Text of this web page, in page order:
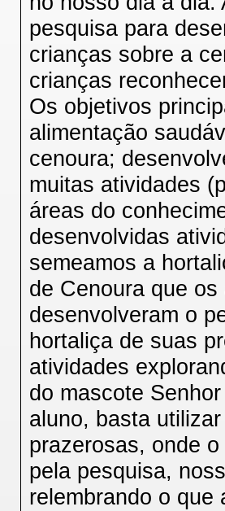
pesquisa para
crianças sobre a
crianças
Os objetivos
alimentação
cenoura;
muitas atividades
áreas do
desenvolvidas
semeamos a
de Cenoura que
desenvolveram o
hortaliça de suas
atividades
do mascote
aluno, basta
prazerosas, onde
pela pesquisa,
relembrando o que